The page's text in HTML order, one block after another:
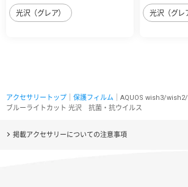
光沢（グレア） 光沢（グレ
アクセサリートップ 保護フィルム ｜AQUOS wish3/
ブルーライトカット 光沢 抗菌・抗ウイルス
掲載アクセサリーについての注意事項